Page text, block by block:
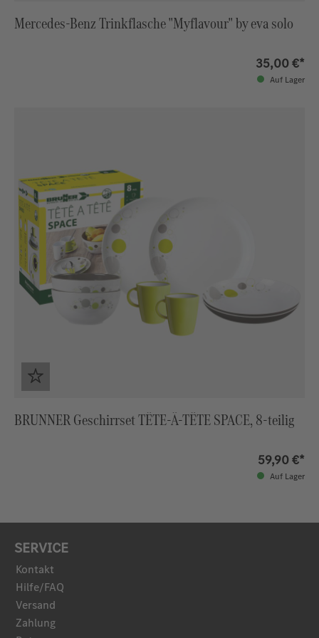
Mercedes-Benz Trinkflasche "Myflavour" by eva solo
35,00 €*
Auf Lager
BRUNNER Geschirrset TÊTE-Â-TÊTE SPACE, 8-teilig
59,90 €*
Auf Lager
SERVICE
Kontakt
Hilfe/FAQ
Versand
Zahlung